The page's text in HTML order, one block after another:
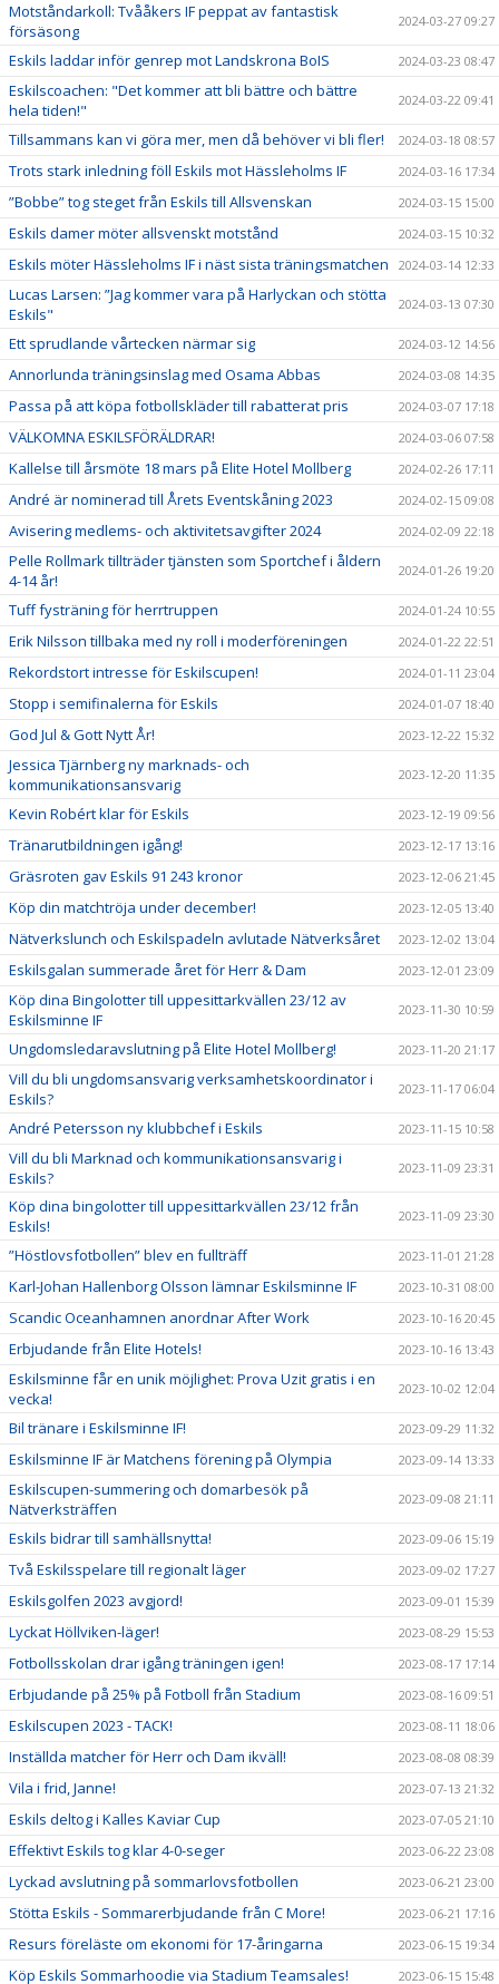
Motståndarkoll: Tvååkers IF peppat av fantastisk
försäsong
2024-03-27 09:27
Eskils laddar inför genrep mot Landskrona BoIS 2024-03-23 08:47
Eskilscoachen: "Det kommer att bli bättre och bättre
hela tiden!"
2024-03-22 09:41
Tillsammans kan vi göra mer, men då behöver vi bli fler! 2024-03-18 08:57
Trots stark inledning föll Eskils mot Hässleholms IF 2024-03-16 17:34
”Bobbe” tog steget från Eskils till Allsvenskan 2024-03-15 15:00
Eskils damer möter allsvenskt motstånd 2024-03-15 10:32
Eskils möter Hässleholms IF i näst sista träningsmatchen 2024-03-14 12:33
Lucas Larsen: ”Jag kommer vara på Harlyckan och stötta
Eskils"
2024-03-13 07:30
Ett sprudlande vårtecken närmar sig 2024-03-12 14:56
Annorlunda träningsinslag med Osama Abbas 2024-03-08 14:35
Passa på att köpa fotbollskläder till rabatterat pris 2024-03-07 17:18
VÄLKOMNA ESKILSFÖRÄLDRAR! 2024-03-06 07:58
Kallelse till årsmöte 18 mars på Elite Hotel Mollberg 2024-02-26 17:11
André är nominerad till Årets Eventskåning 2023 2024-02-15 09:08
Avisering medlems- och aktivitetsavgifter 2024 2024-02-09 22:18
Pelle Rollmark tillträder tjänsten som Sportchef i åldern
4-14 år!
2024-01-26 19:20
Tuff fysträning för herrtruppen 2024-01-24 10:55
Erik Nilsson tillbaka med ny roll i moderföreningen 2024-01-22 22:51
Rekordstort intresse för Eskilscupen! 2024-01-11 23:04
Stopp i semifinalerna för Eskils 2024-01-07 18:40
God Jul & Gott Nytt År! 2023-12-22 15:32
Jessica Tjärnberg ny marknads- och
kommunikationsansvarig
2023-12-20 11:35
Kevin Robért klar för Eskils 2023-12-19 09:56
Tränarutbildningen igång! 2023-12-17 13:16
Gräsroten gav Eskils 91 243 kronor 2023-12-06 21:45
Köp din matchtröja under december! 2023-12-05 13:40
Nätverkslunch och Eskilspadeln avlutade Nätverksåret 2023-12-02 13:04
Eskilsgalan summerade året för Herr & Dam 2023-12-01 23:09
Köp dina Bingolotter till uppesittarkvällen 23/12 av
Eskilsminne IF
2023-11-30 10:59
Ungdomsledaravslutning på Elite Hotel Mollberg! 2023-11-20 21:17
Vill du bli ungdomsansvarig verksamhetskoordinator i
Eskils?
2023-11-17 06:04
André Petersson ny klubbchef i Eskils 2023-11-15 10:58
Vill du bli Marknad och kommunikationsansvarig i
Eskils?
2023-11-09 23:31
Köp dina bingolotter till uppesittarkvällen 23/12 från
Eskils!
2023-11-09 23:30
”Höstlovsfotbollen” blev en fullträff 2023-11-01 21:28
Karl-Johan Hallenborg Olsson lämnar Eskilsminne IF 2023-10-31 08:00
Scandic Oceanhamnen anordnar After Work 2023-10-16 20:45
Erbjudande från Elite Hotels! 2023-10-16 13:43
Eskilsminne får en unik möjlighet: Prova Uzit gratis i en
vecka!
2023-10-02 12:04
Bil tränare i Eskilsminne IF! 2023-09-29 11:32
Eskilsminne IF är Matchens förening på Olympia 2023-09-14 13:33
Eskilscupen-summering och domarbesök på
Nätverksträffen
2023-09-08 21:11
Eskils bidrar till samhällsnytta! 2023-09-06 15:19
Två Eskilsspelare till regionalt läger 2023-09-02 17:27
Eskilsgolfen 2023 avgjord! 2023-09-01 15:39
Lyckat Höllviken-läger! 2023-08-29 15:53
Fotbollsskolan drar igång träningen igen! 2023-08-17 17:14
Erbjudande på 25% på Fotboll från Stadium 2023-08-16 09:51
Eskilscupen 2023 - TACK! 2023-08-11 18:06
Inställda matcher för Herr och Dam ikväll! 2023-08-08 08:39
Vila i frid, Janne! 2023-07-13 21:32
Eskils deltog i Kalles Kaviar Cup 2023-07-05 21:10
Effektivt Eskils tog klar 4-0-seger 2023-06-22 23:08
Lyckad avslutning på sommarlovsfotbollen 2023-06-21 23:00
Stötta Eskils - Sommarerbjudande från C More! 2023-06-21 17:16
Resurs föreläste om ekonomi för 17-åringarna 2023-06-15 19:34
Köp Eskils Sommarhoodie via Stadium Teamsales! 2023-06-15 15:48